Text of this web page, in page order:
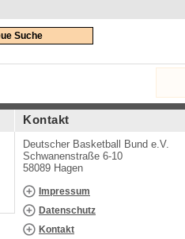
Suche
Kontakt
Deutscher Basketball Bund e.V.
Schwanenstraße 6-10
58089 Hagen
Impressum
Datenschutz
Kontakt